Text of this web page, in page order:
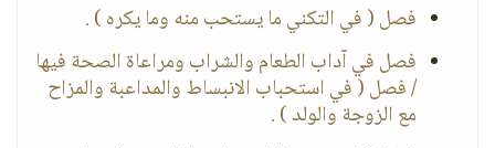
فصل ( في التكني ما يستحب منه وما يكره ) .
فصل في آداب الطعام والشراب ومراعاة الصحة فيها
/ فصل ( في استحباب الانبساط والمداعبة والمزاح
مع الزوجة والولد ) .